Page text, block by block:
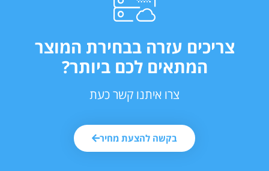
צריכים עזרה בבחירת המוצר
המתאים לכם ביותר?
צרו איתנו קשר כעת
בקשה להצעת מחיר